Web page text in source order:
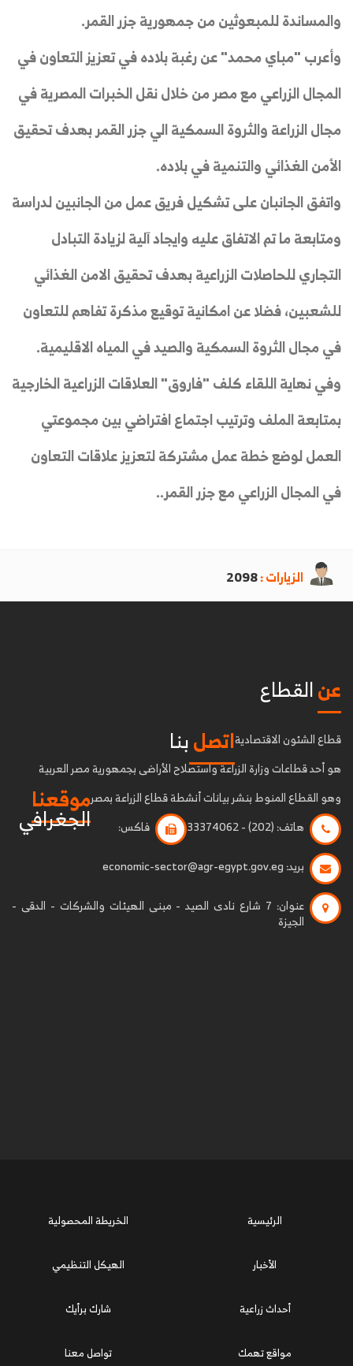
والمساندة للمبعوثين من جمهورية جزر القمر.
وأعرب "مباي محمد" عن رغبة بلاده في تعزيز التعاون في
المجال الزراعي مع مصر من خلال نقل الخبرات المصرية في
مجال الزراعة والثروة السمكية الي جزر القمر بهدف تحقيق
الأمن الغذائي والتنمية في بلاده.
واتفق الجانبان على تشكيل فريق عمل من الجانبين لدراسة
ومتابعة ما تم الاتفاق عليه وايجاد آلية لزيادة التبادل
التجاري للحاصلات الزراعية بهدف تحقيق الامن الغذائي
للشعبين، فضلا عن امكانية توقيع مذكرة تفاهم للتعاون
في مجال الثروة السمكية والصيد في المياه الاقليمية.
وفي نهاية اللقاء كلف "فاروق" العلاقات الزراعية الخارجية
بمتابعة الملف وترتيب اجتماع افتراضي بين مجموعتي
العمل لوضع خطة عمل مشتركة لتعزيز علاقات التعاون
في المجال الزراعي مع جزر القمر..
الزيارات :2098
عنالقطاع
قطاع الشئون الاقتصادية
هو أحد قطاعات وزارة الزراعة واستصلاح الأراضى بجمهورية مصر العربية
وهو القطاع المنوط بنشر بيانات أنشطة قطاع الزراعة بمصر
اتصلبنا
هاتف: (202) - 33374062
فاكس:
بريد:
عنوان:
7 شارع نادى الصيد - مبنى الهيئات والشركات - الدقى -
الجيزة
موقعنا
الجغرافي
الرئيسية الخريطة المحصولية
الأخبار الهيكل التنظيمي
أحداث زراعية شارك برأيك
مواقع تهمك تواصل معنا